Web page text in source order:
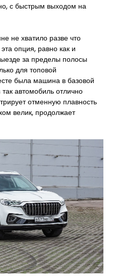
с быстрым выходом на
не хватило разве что
опция, равно как и
за пределы полосы
для топовой
была машина в базовой
автомобиль отлично
отменную плавность
велик, продолжает